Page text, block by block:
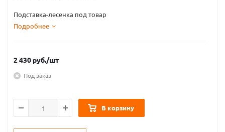
Подставка-лесенка под товар
Подробнее
2 430 руб./шт
Под заказ
В корзину